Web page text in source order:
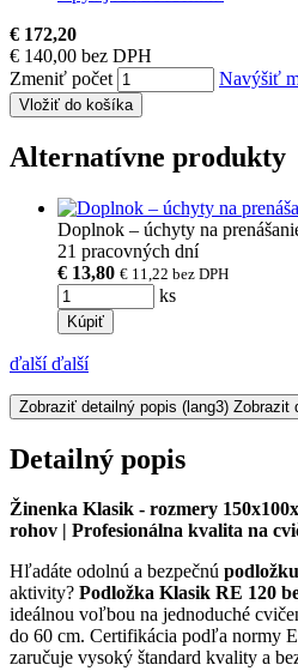
€ 172,20
€ 140,00 bez DPH
Zmeniť počet
Navýšiť
Vložiť do košíka
Alternatívne produkty
Doplnok – úchyty na
21 pracovných dní
€ 13,80 € 11,22 bez DPH
ks
Kúpiť
ďalší ďalší
Zobraziť detailný popis (lang3) Zobrazit
Detailný popis
Žinenka Klasik - rozmery
rohov​ | Profesionálna kvalita na
Hľadáte odolnú a bezpečnú
aktivity? Podložka Klasik RE 120
ideálnou voľbou na jednoduché
do 60 cm. Certifikácia podľa normy
zaručuje vysoký štandard kvality a